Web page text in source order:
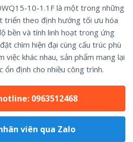
10-1.1F là một trong những
triển theo định hướng tối ưu hóa
bền và tính linh hoạt trong ứng
chìm hiện đại cùng cấu trúc phù
việc khác nhau, sản phẩm mang lại
ổn định cho nhiều công trình.
0963512468
viên qua Zalo